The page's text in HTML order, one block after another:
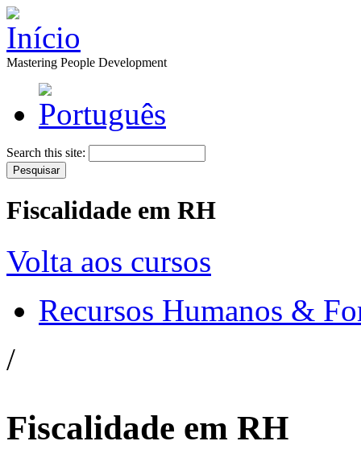
Mastering People Development
Search this site:
Fiscalidade em RH
Volta aos cursos
Recursos Humanos &
/
Fiscalidade em RH